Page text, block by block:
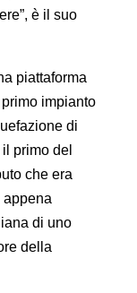
è il suo
piattaforma
impianto
di
primo del
che era
appena
di uno
della